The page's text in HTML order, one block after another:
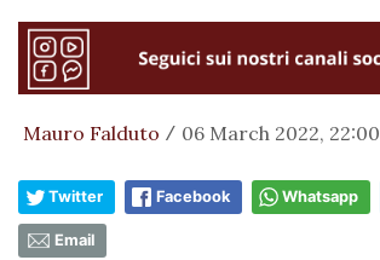
Mauro Falduto / 06 March 2022, 22:00
Twitter Facebook Whatsapp
Email